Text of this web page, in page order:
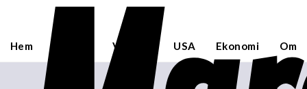
Hem Världen USA Ekonomi Om